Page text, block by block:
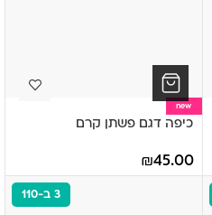
new
כיפה דגם פשתן קרם
45.00
₪
3 ב-110